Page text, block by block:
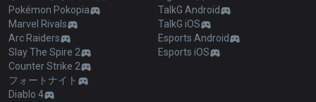
Pokémon Pokopia
Marvel Rivals
Arc Raiders
Slay The Spire 2
Counter Strike 2
フォートナイト
Diablo 4
TalkG Android
TalkG iOS
Esports Android
Esports iOS